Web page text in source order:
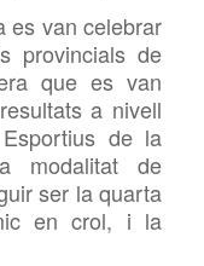
es van celebrar
provincials de
que es van
a nivell
de la
modalitat de
ser la quarta
en crol, i la